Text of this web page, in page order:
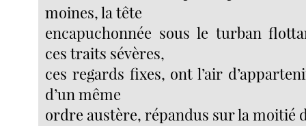
moines, la tête
encapuchonnée sous le turban
ces traits sévères,
ces regards fixes, ont l’air
d’un même
ordre austère, répandus sur la moitié